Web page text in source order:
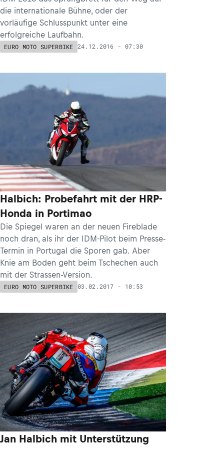
die internationale Bühne, oder der
vorläufige Schlusspunkt unter eine
erfolgreiche Laufbahn.
EURO MOTO SUPERBIKE 24.12.2016 - 07:30
Halbich: Probefahrt mit der HRP-
Honda in Portimao
Die Spiegel waren an der neuen Fireblade
noch dran, als ihr der IDM-Pilot beim Presse-
Termin in Portugal die Sporen gab. Aber
Knie am Boden geht beim Tschechen auch
mit der Strassen-Version.
EURO MOTO SUPERBIKE 03.02.2017 - 10:53
Jan Halbich mit Unterstützung